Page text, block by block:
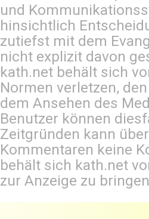
und
hinsichtlich
zutiefst mit dem
nicht explizit davon
kath.net behält sich
Normen verletzen,
dem Ansehen des
Benutzer können
Zeitgründen kann
Kommentaren keine
behält sich kath.net
zur Anzeige zu